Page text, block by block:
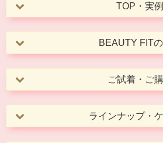
TOP・実例
BEAUTY FIT
ご試着・ご
ラインナップ・